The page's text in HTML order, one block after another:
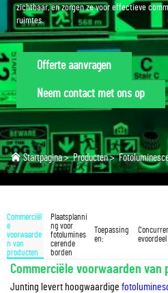
zichtbaar, en zorgen ze voor effectieve
ruimtes.
Offerte aanvragen
Neem contact met ons op
Startpagina>Producten>
Commerciël
e
voorwaarde
n van
producten
Plaatsplanni
ng voor
fotolumines
cerende
borden
Toepassing
en:
evoordeel
Commerciële voorwaarden van
Junting levert hoogwaardige